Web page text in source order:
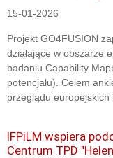
15-01-2026
Projekt GO4FUSION
działające w obszarze
badaniu Capability
potencjału). Celem
przeglądu europejskich
IFPiLM wspiera
Centrum TPD